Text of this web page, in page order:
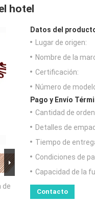
hotel
de
Datos del
Lugar de origen:
Nombre de la
Certificación:
Número de
Pago y Envío
Cantidad de
Detalles de
Tiempo de
Condiciones de
Capacidad de la
Contacto